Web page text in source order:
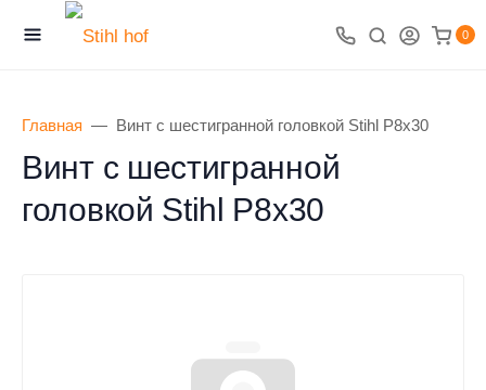
0
Главная Винт с шестигранной головкой Stihl P8x30
Винт с шестигранной
головкой Stihl P8x30